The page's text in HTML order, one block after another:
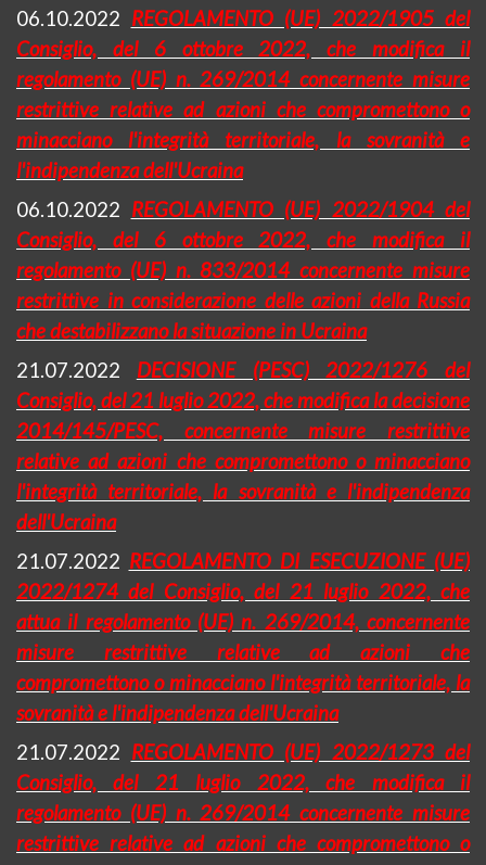
06.10.2022 REGOLAMENTO (UE) 2022/1905 del
Consiglio, del 6 ottobre 2022, che modifica il
regolamento (UE) n. 269/2014 concernente misure
restrittive relative ad azioni che compromettono o
minacciano l'integrità territoriale, la sovranità e
l'indipendenza dell'Ucraina
06.10.2022 REGOLAMENTO (UE) 2022/1904 del
Consiglio, del 6 ottobre 2022, che modifica il
regolamento (UE) n. 833/2014 concernente misure
restrittive in considerazione delle azioni della Russia
che destabilizzano la situazione in Ucraina
21.07.2022
DECISIONE (PESC) 2022/1276 del
Consiglio, del 21 luglio 2022, che modifica la decisione
2014/145/PESC, concernente misure restrittive
relative ad azioni che compromettono o minacciano
l'integrità territoriale, la sovranità e l'indipendenza
dell'Ucraina
21.07.2022 REGOLAMENTO DI ESECUZIONE (UE)
2022/1274 del Consiglio, del 21 luglio 2022, che
attua il regolamento (UE) n. 269/2014, concernente
misure restrittive relative ad azioni che
compromettono o minacciano l'integrità territoriale, la
sovranità e l'indipendenza dell'Ucraina
21.07.2022 REGOLAMENTO (UE) 2022/1273 del
Consiglio, del 21 luglio 2022, che modifica il
regolamento (UE) n. 269/2014 concernente misure
restrittive relative ad azioni che compromettono o